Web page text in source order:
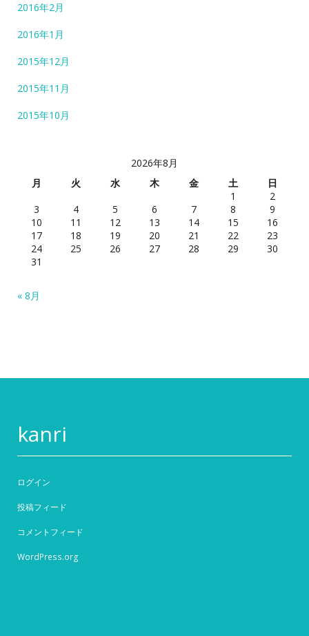
2016年2月
2016年1月
2015年12月
2015年11月
2015年10月
2026年8月
月
火 水 木 金 土
日
1
2
3
4 5 6 7 8
9
10
11 12 13 14 15
16
17
18 19 20 21 22
23
24
25 26 27 28 29
30
31
« 8月
kanri
ログイン
投稿フィード
コメントフィード
WordPress.org